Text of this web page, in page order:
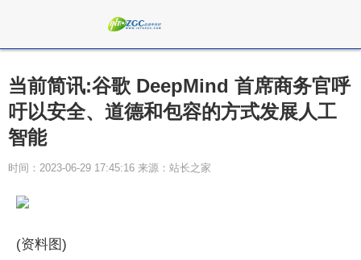
当前简讯:谷歌 DeepMind 首席商务官呼
吁以安全、道德和包容的方式发展人工
智能
时间：2023-06-29 17:45:16 来源：站长之家
(资料图)